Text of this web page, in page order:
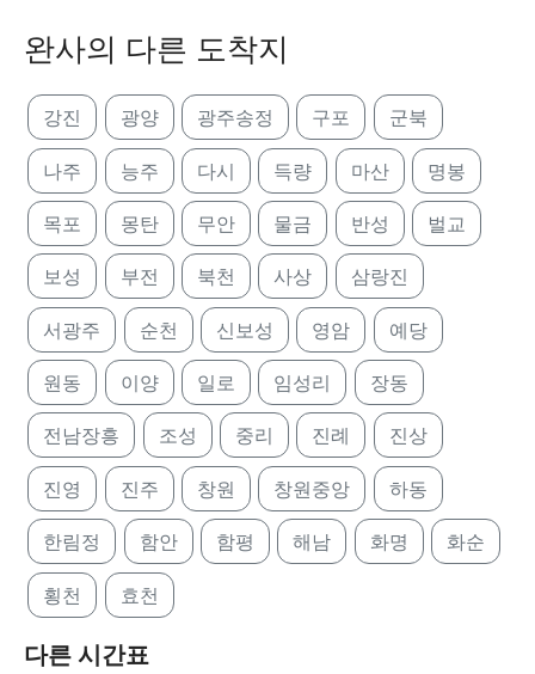
완사의 다른 도착지
강진 광양 광주송정 구포 군북
나주 능주 다시 득량 마산 명봉
목포 몽탄 무안 물금 반성 벌교
보성 부전 북천 사상 삼랑진
서광주 순천 신보성 영암 예당
원동 이양 일로 임성리 장동
전남장흥 조성 중리 진례 진상
진영 진주 창원 창원중앙 하동
한림정 함안 함평 해남 화명 화순
횡천 효천
다른 시간표